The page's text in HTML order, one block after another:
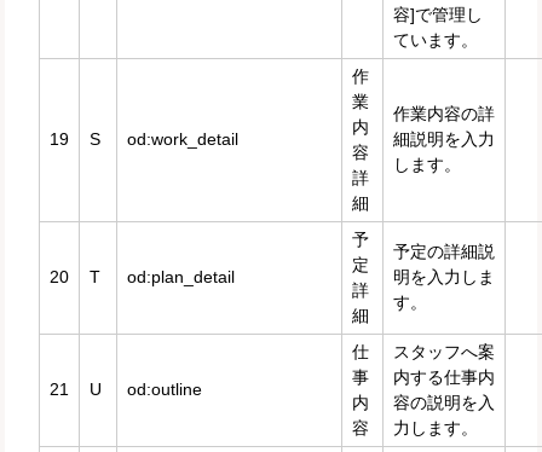
容]で管理し
ています。
19 S od:work_detail
作
業
内
容
詳
細
作業内容の詳
細説明を入力
します。
20 T od:plan_detail
予
定
詳
細
予定の詳細説
明を入力しま
す。
21 U od:outline
仕
事
内
容
スタッフへ案
内する仕事内
容の説明を入
力します。